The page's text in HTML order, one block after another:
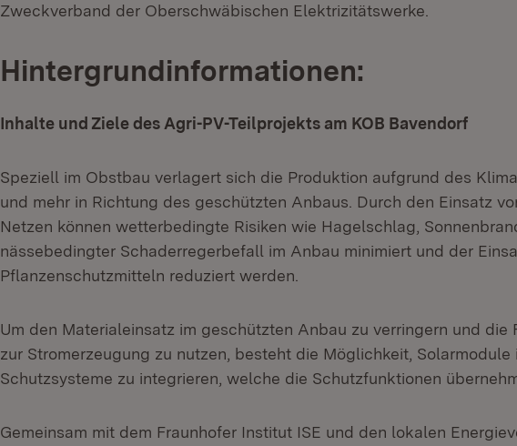
Zweckverband der Oberschwäbischen Elektrizitätswerke.
Hintergrundinformationen:
Inhalte und Ziele des Agri-PV-Teilprojekts am KOB Bavendorf
Speziell im Obstbau verlagert sich die Produktion aufgrund des
und mehr in Richtung des geschützten Anbaus. Durch den Einsatz
Netzen können wetterbedingte Risiken wie Hagelschlag,
nässebedingter Schaderregerbefall im Anbau minimiert und der
Pflanzenschutzmitteln reduziert werden.
Um den Materialeinsatz im geschützten Anbau zu verringern und die
zur Stromerzeugung zu nutzen, besteht die Möglichkeit, Solarmodule
Schutzsysteme zu integrieren, welche die Schutzfunktionen
Gemeinsam mit dem Fraunhofer Institut ISE und den lokalen